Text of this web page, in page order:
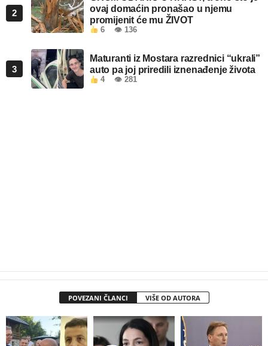
2
ovaj domaćin pronašao u njemu
promijenit će mu ŽIVOT
6 👁 136
3
Maturanti iz Mostara razrednici “ukrali”
auto pa joj priredili iznenađenje života
4 👁 281
POVEZANI ČLANCI VIŠE OD AUTORA